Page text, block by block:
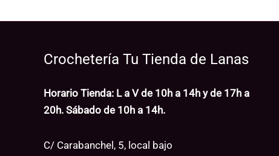
Crochetería Tu Tienda de Lanas
Horario Tienda: L a V de 10h a 14h y de 17h a
20h. Sábado de 10h a 14h.
C/ Carabanchel, 5, local bajo